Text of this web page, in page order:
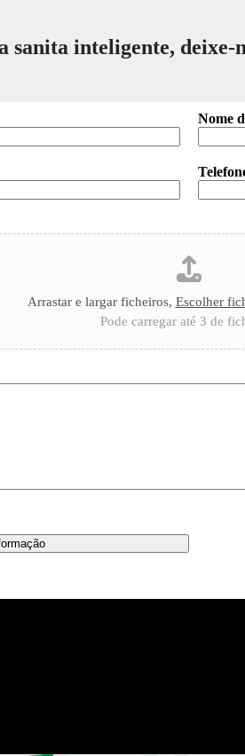
sanita inteligente, deixe-
Nome
Arrastar e largar ficheiros, Escolher
Pode carregar até 3 de